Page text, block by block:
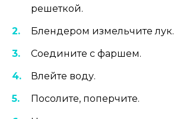
решеткой.
Блендером измельчите лук.
Соедините с фаршем.
Влейте воду.
Посолите, поперчите.